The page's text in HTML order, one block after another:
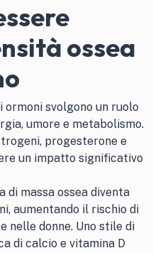
ossea
ormoni svolgono un ruolo
umore e metabolismo.
progesterone e
un impatto significativo
di massa ossea diventa
aumentando il rischio di
nelle donne. Uno stile di
di calcio e vitamina D